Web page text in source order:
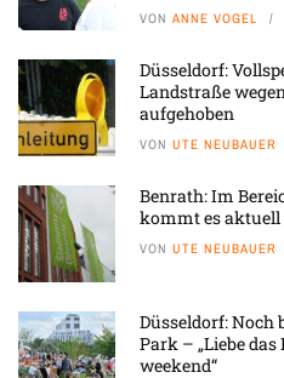
VON ANNE VOGEL
Düsseldorf:
Landstraße
aufgehoben
VON UTE NEUBAUER
Benrath: Im
kommt es
VON UTE NEUBAUER
Düsseldorf: Noch
Park – „Liebe
weekend“